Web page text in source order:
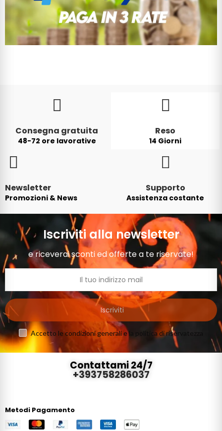
Consegna gratuita
48-72 ore lavorative
Reso
14 Giorni
Newsletter
Promozioni & News
Supporto
Assistenza costante
Iscriviti alla newsletter
e riceverai sconti ed offerte a te riservate!
Iscriviti
Accetto le condizioni generali e la politica di riservatezza
Contattami 24/7
+393758286037
Metodi Pagamento